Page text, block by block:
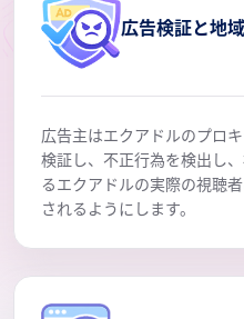
広告検証と地
広告主はエクアドルのプロ
検証し、不正行為を検出し
るエクアドルの実際の視聴
されるようにします。